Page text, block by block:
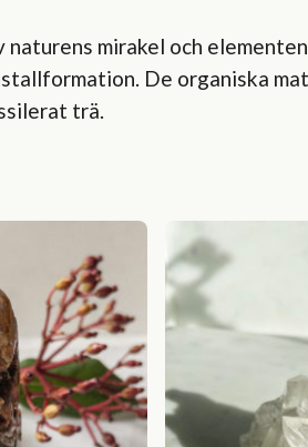
mirakel och
De organiska
trä.